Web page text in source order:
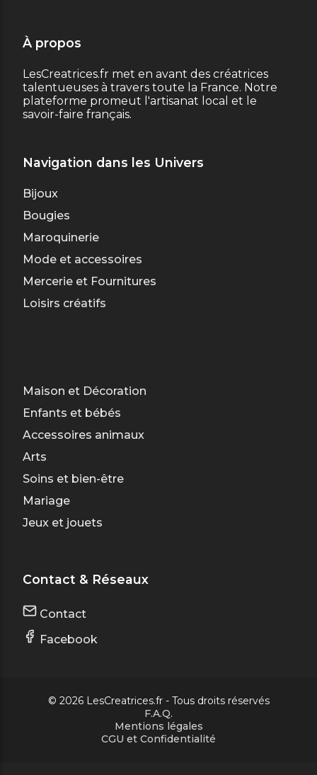
À propos
LesCreatrices.fr met en avant des créatrices
talentueuses à travers toute la France. Notre
plateforme promeut l'artisanat local et le
savoir-faire français.
Navigation dans les Univers
Bijoux
Bougies
Maroquinerie
Mode et accessoires
Mercerie et Fournitures
Loisirs créatifs
Maison et Décoration
Enfants et bébés
Accessoires animaux
Arts
Soins et bien-être
Mariage
Jeux et jouets
Contact & Réseaux
Contact
Facebook
© 2026 LesCreatrices.fr - Tous droits réservés
F.A.Q.
Mentions légales
CGU et Confidentialité